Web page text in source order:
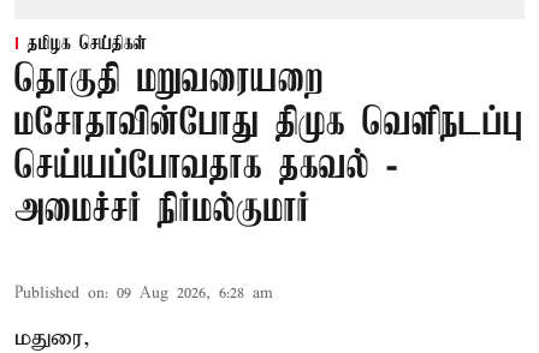
தமிழக செய்திகள்
தொகுதி மறுவரையறை
மசோதாவின்போது திமுக வெளிநடப்பு
செய்யப்போவதாக தகவல் -
அமைச்சர் நிர்மல்குமார்
Published on: 09 Aug 2026, 6:28 am
மதுரை,